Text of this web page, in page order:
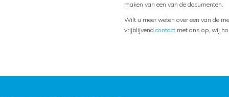
maken van een van de documenten.
Wilt u meer weten over een van de
vrijblijvend contact met ons op, wij